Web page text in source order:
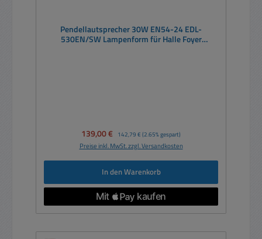
Pendellautsprecher 30W EN54-24 EDL-
530EN/SW Lampenform für Halle Foyer
Verkaufspreis:
139,00 € Regulärer Preis:
142,79 € (2.65% gespart)
Preise inkl. MwSt. zzgl. Versandkosten
In den Warenkorb